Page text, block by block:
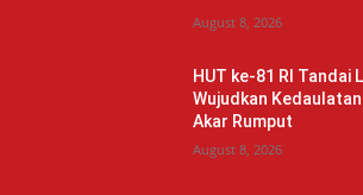
August 8, 2026
HUT ke-81 RI Tandai
Wujudkan
Akar Rumput
August 8, 2026